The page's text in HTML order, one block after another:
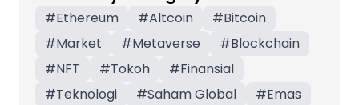
#Ethereum #Altcoin #Bitcoin
#Market #Metaverse #Blockchain
#NFT #Tokoh #Finansial
#Teknologi #Saham Global #Emas